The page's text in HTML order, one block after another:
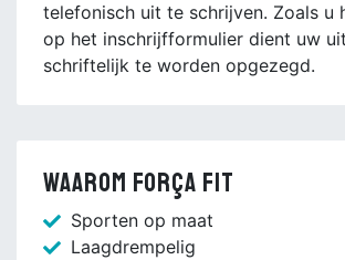
telefonisch uit te schrijven. Zoals u
op het inschrijfformulier dient uw
schriftelijk te worden opgezegd.
Waarom Força Fit
Sporten op maat
Laagdrempelig